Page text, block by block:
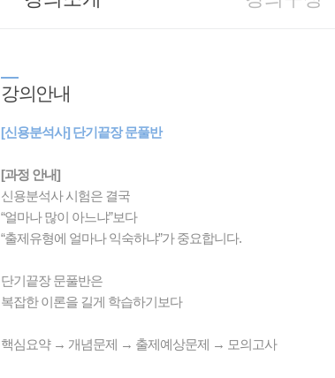
강의안내
[신용분석사] 단기끝장 문풀반
[과정 안내]
신용분석사 시험은 결국
“얼마나 많이 아느냐”보다
“출제유형에 얼마나 익숙하냐”가 중요합니다.
단기끝장 문풀반은
복잡한 이론을 길게 학습하기보다
핵심요약 → 개념문제 → 출제예상문제 → 모의고사